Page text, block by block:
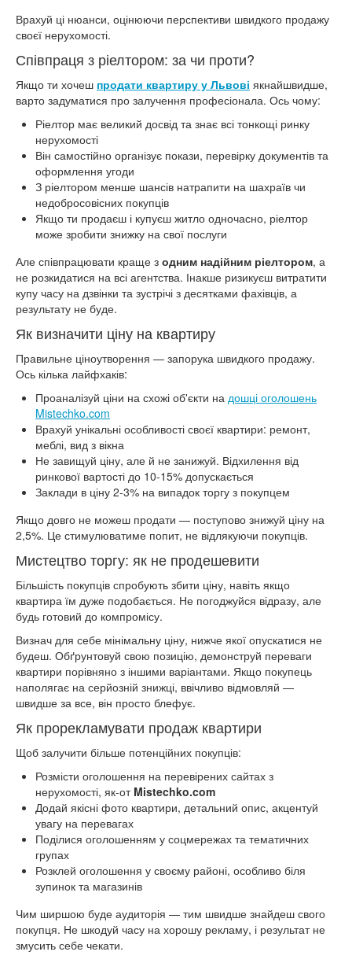
Врахуй ці нюанси, оцінюючи перспективи швидкого продажу
своєї нерухомості.
Співпраця з ріелтором: за чи проти?
Якщо ти хочеш продати квартиру у Львові якнайшвидше,
варто задуматися про залучення професіонала. Ось чому:
Ріелтор має великий досвід та знає всі тонкощі ринку
нерухомості
Він самостійно організує покази, перевірку документів та
оформлення угоди
З ріелтором менше шансів натрапити на шахраїв чи
недобросовісних покупців
Якщо ти продаєш і купуєш житло одночасно, ріелтор
може зробити знижку на свої послуги
Але співпрацювати краще з одним надійним ріелтором, а
не розкидатися на всі агентства. Інакше ризикуєш витратити
купу часу на дзвінки та зустрічі з десятками фахівців, а
результату не буде.
Як визначити ціну на квартиру
Правильне ціноутворення — запорука швидкого продажу.
Ось кілька лайфхаків:
Проаналізуй ціни на схожі об'єкти на дошці оголошень
Mistechko.com
Врахуй унікальні особливості своєї квартири: ремонт,
меблі, вид з вікна
Не завищуй ціну, але й не занижуй. Відхилення від
ринкової вартості до 10-15% допускається
Заклади в ціну 2-3% на випадок торгу з покупцем
Якщо довго не можеш продати — поступово знижуй ціну на
2,5%. Це стимулюватиме попит, не відлякуючи покупців.
Мистецтво торгу: як не продешевити
Більшість покупців спробують збити ціну, навіть якщо
квартира їм дуже подобається. Не погоджуйся відразу, але
будь готовий до компромісу.
Визнач для себе мінімальну ціну, нижче якої опускатися не
будеш. Обґрунтовуй свою позицію, демонструй переваги
квартири порівняно з іншими варіантами. Якщо покупець
наполягає на серйозній знижці, ввічливо відмовляй —
швидше за все, він просто блефує.
Як прорекламувати продаж квартири
Щоб залучити більше потенційних покупців:
Розмісти оголошення на перевірених сайтах з
нерухомості, як-от Mistechko.com
Додай якісні фото квартири, детальний опис, акцентуй
увагу на перевагах
Поділися оголошенням у соцмережах та тематичних
групах
Розклей оголошення у своєму районі, особливо біля
зупинок та магазинів
Чим ширшою буде аудиторія — тим швидше знайдеш свого
покупця. Не шкодуй часу на хорошу рекламу, і результат не
змусить себе чекати.